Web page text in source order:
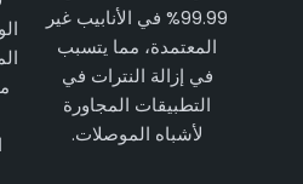
99.99% في الأنابيب غير
المعتمدة، مما يتسبب
في إزالة النترات في
التطبيقات المجاورة
لأشباه الموصلات.